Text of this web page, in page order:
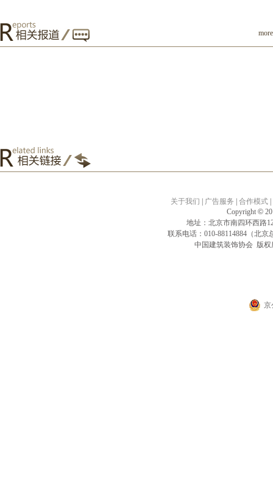
关于我们 广告服务 合作模式
Copyright ©
地址：北京市南四环西路
联系电话：010-88114884（北
中国建筑装饰协会 版
京